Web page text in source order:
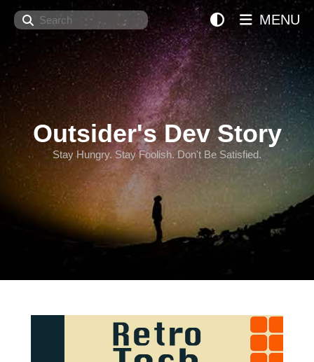
Search
Outsider's Dev Story
Stay Hungry. Stay Foolish. Don't Be Satisfied.
MENU